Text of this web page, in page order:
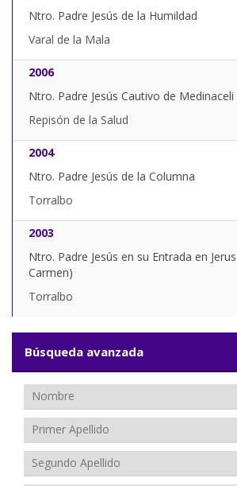
Ntro. Padre Jesús de la Humildad
Varal de la Mala
2006
Ntro. Padre Jesús Cautivo de Medinaceli
Repisón de la Salud
2004
Ntro. Padre Jesús de la Columna
Torralbo
2003
Ntro. Padre Jesús en su Entrada en
Carmen)
Torralbo
Búsqueda avanzada